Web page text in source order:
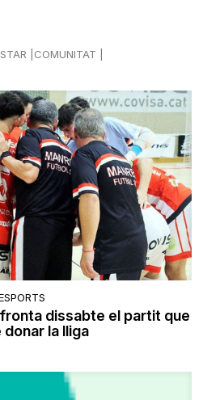
COMUNITAT
dissabte el partit que
donar la lliga